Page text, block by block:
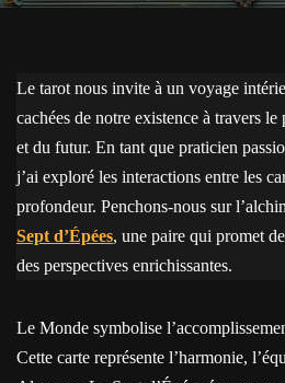
Le tarot nous invite à un voyage
cachées de notre existence à travers
et du futur. En tant que praticien
j’ai exploré les interactions entre les
profondeur. Penchons-nous sur
Sept d’Épées, une paire qui promet
des perspectives enrichissantes.
Le Monde symbolise
Cette carte représente l’harmonie,